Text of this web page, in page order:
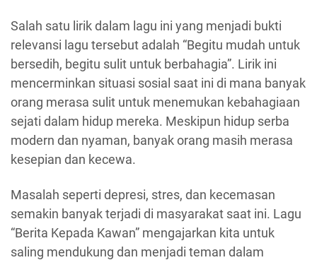
Salah satu lirik dalam lagu ini yang menjadi bukti
relevansi lagu tersebut adalah “Begitu mudah untuk
bersedih, begitu sulit untuk berbahagia”. Lirik ini
mencerminkan situasi sosial saat ini di mana banyak
orang merasa sulit untuk menemukan kebahagiaan
sejati dalam hidup mereka. Meskipun hidup serba
modern dan nyaman, banyak orang masih merasa
kesepian dan kecewa.
Masalah seperti depresi, stres, dan kecemasan
semakin banyak terjadi di masyarakat saat ini. Lagu
“Berita Kepada Kawan” mengajarkan kita untuk
saling mendukung dan menjadi teman dalam